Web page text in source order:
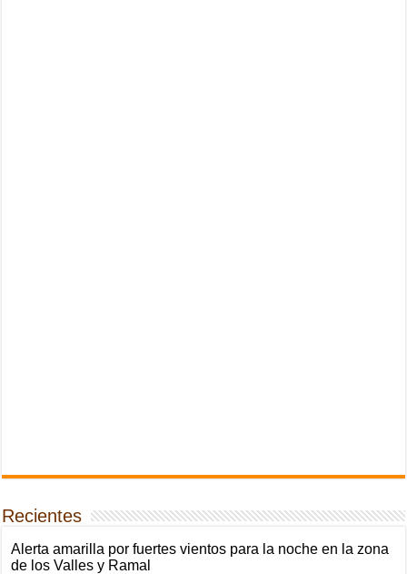
Recientes
Alerta amarilla por fuertes vientos para la noche en la zona
de los Valles y Ramal